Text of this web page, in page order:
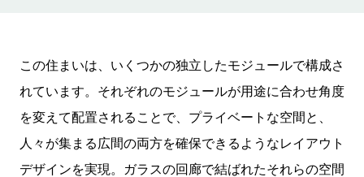
この住まいは、いくつかの独立したモジュールで構成さ
れています。それぞれのモジュールが用途に合わせ角度
を変えて配置されることで、プライベートな空間と、
人々が集まる広間の両方を確保できるようなレイアウト
デザインを実現。ガラスの回廊で結ばれたそれらの空間